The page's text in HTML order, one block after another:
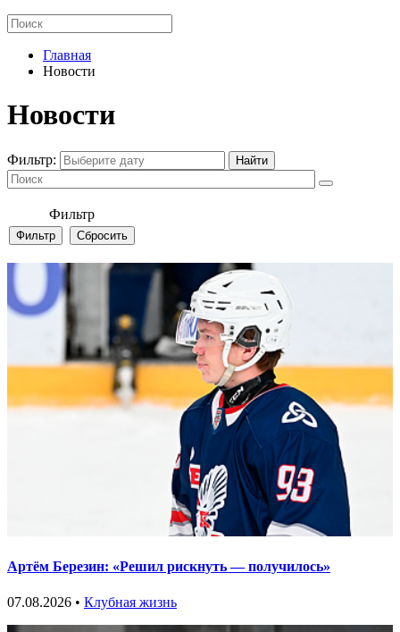
Главная
Новости
Новости
Фильтр:
Фильтр
Артём Березин: «Решил рискнуть — получилось»
07.08.2026 • Клубная жизнь